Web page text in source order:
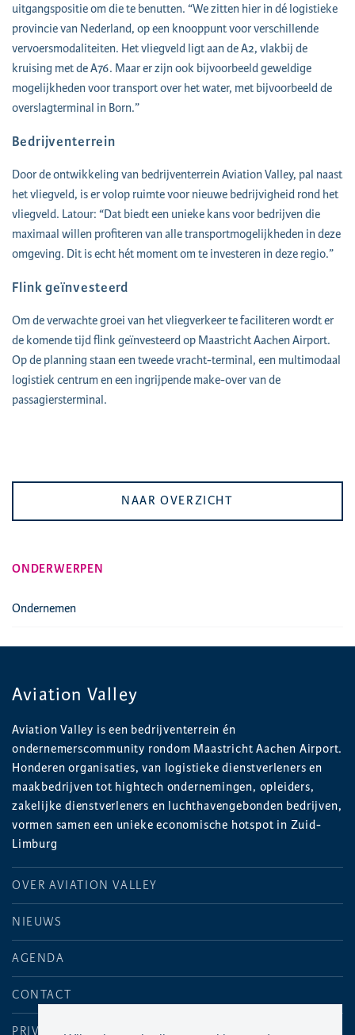
uitgangspositie om die te benutten. “We zitten hier in dé logistieke
provincie van Nederland, op een knooppunt voor verschillende
vervoersmodaliteiten. Het vliegveld ligt aan de A2, vlakbij de
kruising met de A76. Maar er zijn ook bijvoorbeeld geweldige
mogelijkheden voor transport over het water, met bijvoorbeeld de
overslagterminal in Born.”
Bedrijventerrein
Door de ontwikkeling van bedrijventerrein Aviation Valley, pal naast
het vliegveld, is er volop ruimte voor nieuwe bedrijvigheid rond het
vliegveld. Latour: “Dat biedt een unieke kans voor bedrijven die
maximaal willen profiteren van alle transportmogelijkheden in deze
omgeving. Dit is echt hét moment om te investeren in deze regio.”
Flink geïnvesteerd
Om de verwachte groei van het vliegverkeer te faciliteren wordt er
de komende tijd flink geïnvesteerd op Maastricht Aachen Airport.
Op de planning staan een tweede vracht-terminal, een multimodaal
logistiek centrum en een ingrijpende make-over van de
passagiersterminal.
NAAR OVERZICHT
ONDERWERPEN
Ondernemen
Aviation Valley
Aviation Valley is een bedrijventerrein én
ondernemerscommunity rondom Maastricht Aachen Airport.
Honderen organisaties, van logistieke dienstverleners en
maakbedrijven tot hightech ondernemingen, opleiders,
zakelijke dienstverleners en luchthavengebonden bedrijven,
vormen samen een unieke economische hotspot in Zuid-
Limburg
OVER AVIATION VALLEY
NIEUWS
AGENDA
CONTACT
PRIVACYVERKLARING